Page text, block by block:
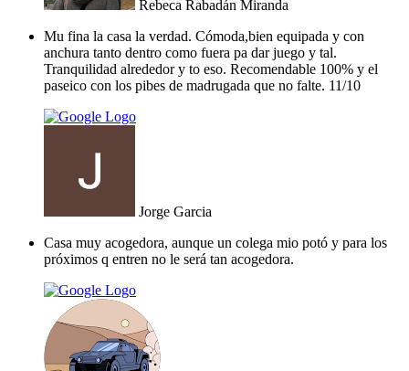
Rebeca Rabadán Miranda
Mu fina la casa la verdad. Cómoda,bien equipada y con
anchura tanto dentro como fuera pa dar juego y tal.
Tranquilidad alrededor y to eso. Recomendable 100% y el
paseico con los pibes de madrugada que no falte. 11/10
Jorge Garcia
Casa muy acogedora, aunque un colega mio potó y para los
próximos q entren no le será tan acogedora.